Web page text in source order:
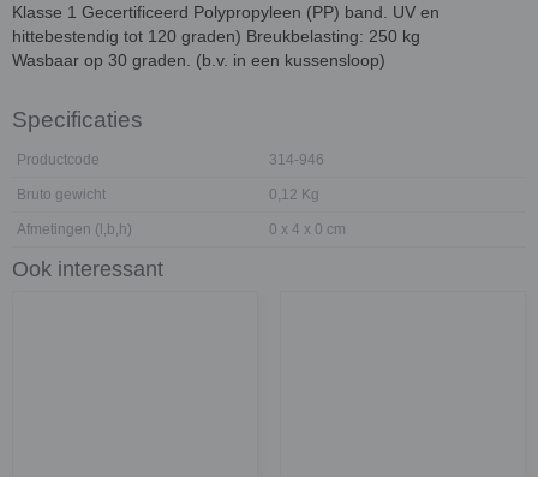
Klasse 1 Gecertificeerd Polypropyleen (PP) band. UV en
hittebestendig tot 120 graden) Breukbelasting: 250 kg
Wasbaar op 30 graden. (b.v. in een kussensloop)
Specificaties
Productcode 314-946
Bruto gewicht 0,12 Kg
Afmetingen (l,b,h) 0 x 4 x 0 cm
Ook interessant